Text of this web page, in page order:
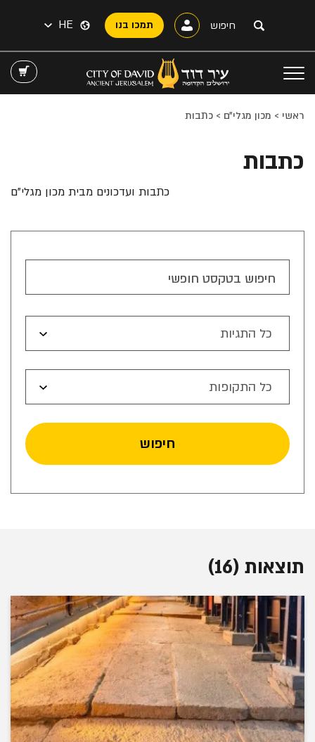
תמכו בנו HE
ראשי > מכון מגלי״ם > כתבות
כתבות
כתבות ועדכונים מבית מכון מגלי"ם
חיפוש בטקסט חופשי
כל התגיות
כל התקופות
חיפוש
תוצאות (16)